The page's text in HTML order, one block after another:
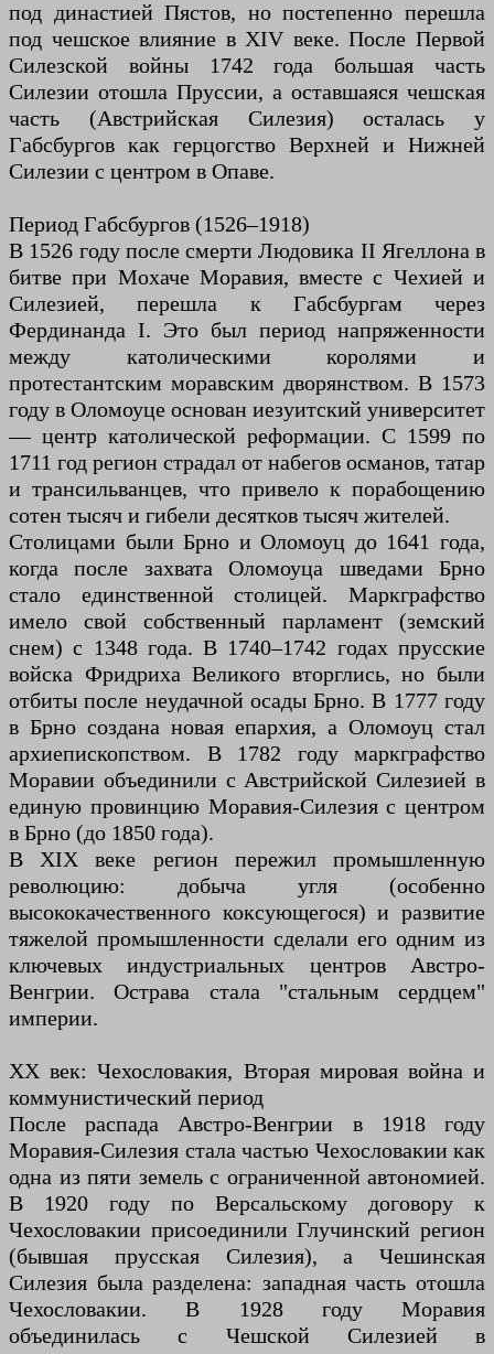
под династией Пястов, но постепенно перешла
под чешское влияние в XIV веке. После Первой
Силезской войны 1742 года большая часть
Силезии отошла Пруссии, а оставшаяся чешская
часть (Австрийская Силезия) осталась у
Габсбургов как герцогство Верхней и Нижней
Силезии с центром в Опаве.
Период Габсбургов (1526–1918)
В 1526 году после смерти Людовика II Ягеллона в
битве при Мохаче Моравия, вместе с Чехией и
Силезией, перешла к Габсбургам через
Фердинанда I. Это был период напряженности
между католическими королями и
протестантским моравским дворянством. В 1573
году в Оломоуце основан иезуитский университет
— центр католической реформации. С 1599 по
1711 год регион страдал от набегов османов, татар
и трансильванцев, что привело к порабощению
сотен тысяч и гибели десятков тысяч жителей.
Столицами были Брно и Оломоуц до 1641 года,
когда после захвата Оломоуца шведами Брно
стало единственной столицей. Маркграфство
имело свой собственный парламент (земский
снем) с 1348 года. В 1740–1742 годах прусские
войска Фридриха Великого вторглись, но были
отбиты после неудачной осады Брно. В 1777 году
в Брно создана новая епархия, а Оломоуц стал
архиепископством. В 1782 году маркграфство
Моравии объединили с Австрийской Силезией в
единую провинцию Моравия-Силезия с центром
в Брно (до 1850 года).
В XIX веке регион пережил промышленную
революцию: добыча угля (особенно
высококачественного коксующегося) и развитие
тяжелой промышленности сделали его одним из
ключевых индустриальных центров Австро-
Венгрии. Острава стала "стальным сердцем"
империи.
XX век: Чехословакия, Вторая мировая война и
коммунистический период
После распада Австро-Венгрии в 1918 году
Моравия-Силезия стала частью Чехословакии как
одна из пяти земель с ограниченной автономией.
В 1920 году по Версальскому договору к
Чехословакии присоединили Глучинский регион
(бывшая прусская Силезия), а Чешинская
Силезия была разделена: западная часть отошла
Чехословакии. В 1928 году Моравия
объединилась с Чешской Силезией в